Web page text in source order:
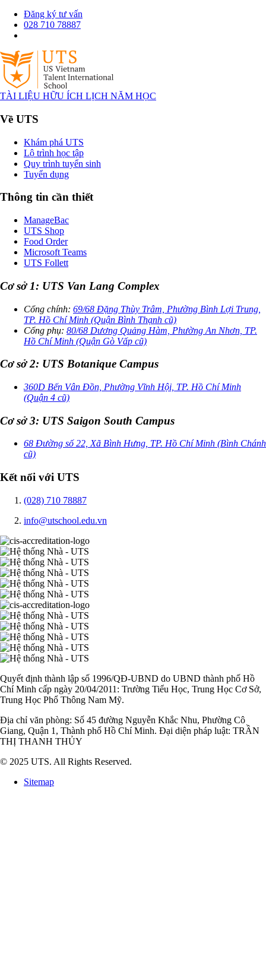
Đăng ký tư vấn
028 710 78887
TÀI LIỆU HỮU ÍCH LỊCH NĂM HỌC
Về UTS
Khám phá UTS
Lộ trình học tập
Quy trình tuyển sinh
Tuyển dụng
Thông tin cần thiết
ManageBac
UTS Shop
Food Order
Microsoft Teams
UTS Follett
Cơ sở 1: UTS Van Lang Complex
Cổng chính: 69/68 Đặng Thùy Trâm, Phường Bình Lợi Trung,
TP. Hồ Chí Minh (Quận Bình Thạnh cũ)
Cổng phụ: 80/68 Dương Quảng Hàm, Phường An Nhơn, TP.
Hồ Chí Minh (Quận Gò Vấp cũ)
Cơ sở 2: UTS Botanique Campus
360D Bến Vân Đồn, Phường Vĩnh Hội, TP. Hồ Chí Minh
(Quận 4 cũ)
Cơ sở 3: UTS Saigon South Campus
68 Đường số 22, Xã Bình Hưng, TP. Hồ Chí Minh (Bình Chánh
cũ)
Kết nối với UTS
(028) 710 78887
info@utschool.edu.vn
Quyết định thành lập số 1996/QĐ-UBND do UBND thành phố Hồ
Chí Minh cấp ngày 20/04/2011: Trường Tiểu Học, Trung Học Cơ Sở,
Trung Học Phổ Thông Nam Mỹ.
Địa chỉ văn phòng: Số 45 đường Nguyễn Khắc Nhu, Phường Cô
Giang, Quận 1, Thành phố Hồ Chí Minh. Đại diện pháp luật: TRẦN
THỊ THANH THỦY
© 2025 UTS. All Rights Reserved.
Sitemap